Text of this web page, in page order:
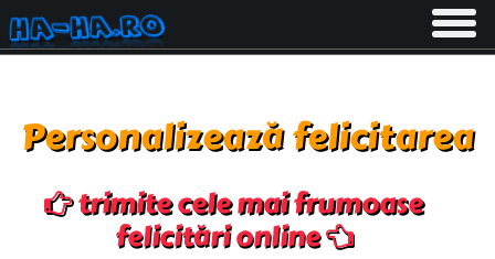
Toggle
Personalizează felicitarea
trimite cele mai frumoase
felicitări online